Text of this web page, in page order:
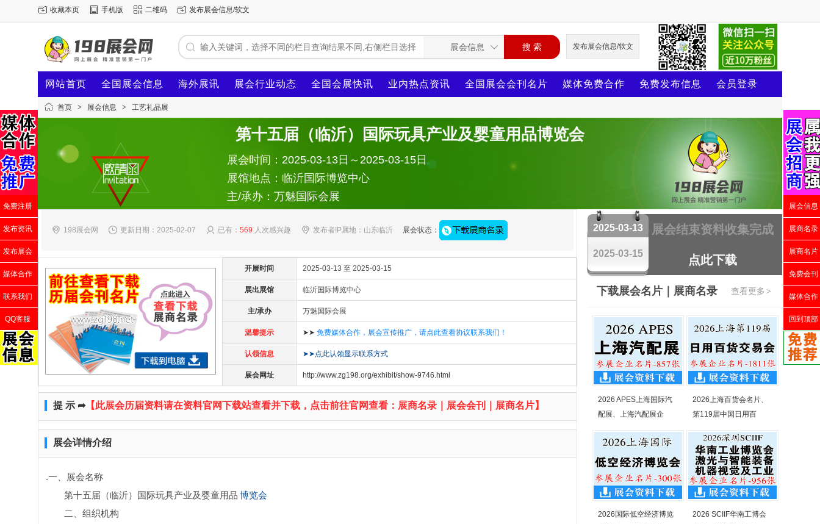
收藏本页 手机版 二维码 发布展会信息/软文
发布展会信息/软文
网站首页 全国展会信息 海外展讯 展会行业动态 全国会展快讯 业内热点资讯 全国展会会刊名片 媒体免费合作 免费发布信息 会员登录
首页 > 展会信息 > 工艺礼品展
第十五届（临沂）国际玩具产业及婴童用品博览会
展会时间：2025-03-13日～2025-03-15日
展馆地点：临沂国际博览中心
主/承办：万魅国际会展
198展会网 更新日期：2025-02-07 已有： 569 人次感兴趣 发布者IP属地：山东临沂 展会状态：
开展时间 2025-03-13 至 2025-03-15
展出展馆 临沂国际博览中心
主/承办 万魅国际会展
温馨提示 ➤➤ 免费媒体合作，展会宣传推广，请点此查看协议联系我们！
认领信息 ➤➤点此认领显示联系方式
展会网址 http://www.zg198.org/exhibit/show-9746.html
提 示 ➦【此展会历届资料请在资料官网下载站查看并下载，点击前往官网查看：展商名录｜展会会刊｜展商名片】
展会详情介绍
.一、展会名称
第十五届（临沂）国际玩具产业及婴童用品 博览会
二、组织机构
2025-03-13
2025-03-15
展会结束资料收集完成
点此下载
查看更多 >
下载展会名片｜展商名录
2026 APES上海国际汽
配展、上海汽配展企
2026上海百货会名片、
第119届中国日用百
2026国际低空经济博览
2026 SCIIF华南工博会
免费注册
发布资讯
发布展会
媒体合作
联系我们
QQ客服
展会信息
展商名录
展商名片
免费会刊
媒体合作
回到顶部